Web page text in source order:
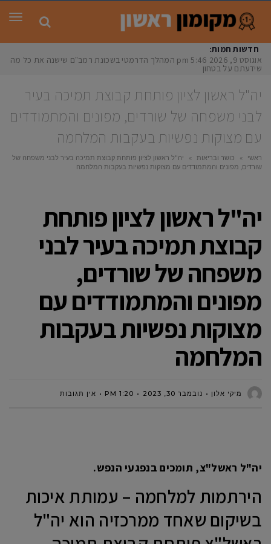
חדשות חמות:
אוגוסט 9, 2026
5:46 pm המהלך הדרמטי בשכונת רמב"ם שישנה את כל מה
שידעתם על בטחון
יה"ל ראשון לציון פותחת קבוצת תמיכה בעיר
לבני משפחה של שורדים, מפונים והמתמודדים
עם מצוקות נפשיות בעקבות המלחמה
ראשי » כושר ובריאות »
יה"ל ראשון לציון פותחת קבוצת תמיכה בעיר לבני משפחה של
שורדים, מפונים והמתמודדים עם מצוקות נפשיות בעקבות המלחמה
יה"ל ראשון לציון פותחת
קבוצת תמיכה בעיר לבני
משפחה של שורדים,
מפונים והמתמודדים עם
מצוקות נפשיות בעקבות
המלחמה
מיקי אלון נובמבר 30, 2023 1:20 PM אין תגובות
יה"ל ראשל"צ, תומכים בנפגעי הנפש.
הירתמות למלחמה – עמותת איכות
בשיקום שאחד ממרכזיה הוא יה"ל